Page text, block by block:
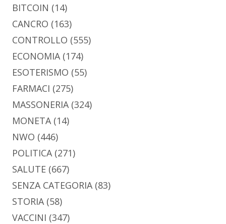
BITCOIN (14)
CANCRO (163)
CONTROLLO (555)
ECONOMIA (174)
ESOTERISMO (55)
FARMACI (275)
MASSONERIA (324)
MONETA (14)
NWO (446)
POLITICA (271)
SALUTE (667)
SENZA CATEGORIA (83)
STORIA (58)
VACCINI (347)